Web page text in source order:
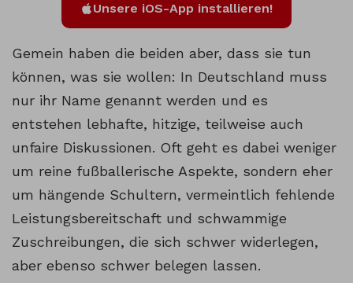
Unsere iOS-App installieren!
Gemein haben die beiden aber, dass sie tun
können, was sie wollen: In Deutschland muss
nur ihr Name genannt werden und es
entstehen lebhafte, hitzige, teilweise auch
unfaire Diskussionen. Oft geht es dabei weniger
um reine fußballerische Aspekte, sondern eher
um hängende Schultern, vermeintlich fehlende
Leistungsbereitschaft und schwammige
Zuschreibungen, die sich schwer widerlegen,
aber ebenso schwer belegen lassen.